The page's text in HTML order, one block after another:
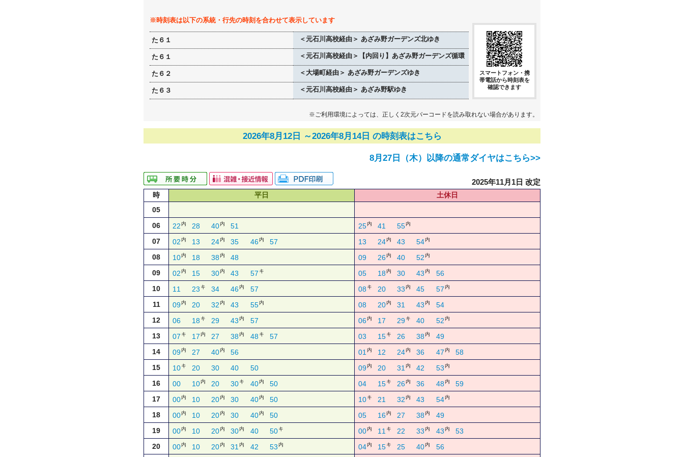
※時刻表は以下の系統・行先の時刻を合わせて表示しています
た６１ ＜元石川高校経由＞ あざみ野ガーデンズ北ゆき
た６１ ＜元石川高校経由＞【内回り】あざみ野ガーデンズ循環
た６２ ＜大場町経由＞ あざみ野ガーデンズゆき
た６３ ＜元石川高校経由＞ あざみ野駅ゆき
スマートフォン・携
帯電話から時刻表を
確認できます
※ご利用環境によっては、正しく2次元バーコードを読み取れない場合があります。
2026年8月12日 ～2026年8月14日 の時刻表はこちら
8月27日（木）以降の通常ダイヤはこちら>>
2025年11月1日 改定
時 平日
土休日
05
06
22内 28 40内 51 25内 41 55内
07 02内 13 24内 35 46内 57 13 24内 43 54内
08 10内 18 38内 48 09 26内 40 52 内
09 02内 15 30内 43 57 キ 05 18内 30 43 内
56
10
11 23 キ 34 46内 57 08キ 20 33 内 45 57内
11 09内 20 32 内 43 55内 08 20内 31 43 内
54
12
06 18キ 29 43 内 57 06内 17 29キ 40 52内
13 07 キ 17内 27 38内 48 キ 57 03 15キ 26 38内
49
14
09内 27 40内 56 01 内 12 24内 36 47内
58
15
10キ 20 30 40 50 09内 20 31 内 42 53内
16 00 10内 20 30キ 40内 50 04 15キ 26内 36 48内
59
17
00内 10 20内 30 40内 50 10キ 21 32 内 43 54内
18 00内 10 20内 30 40内 50 05 16内 27 38内
49
19
00内 10 20内 30内 40 50 キ 00内 11 キ 22 33 内 43内
53
20
00内 10 20内 31 内 42 53内 04内 15キ 25 40内 56